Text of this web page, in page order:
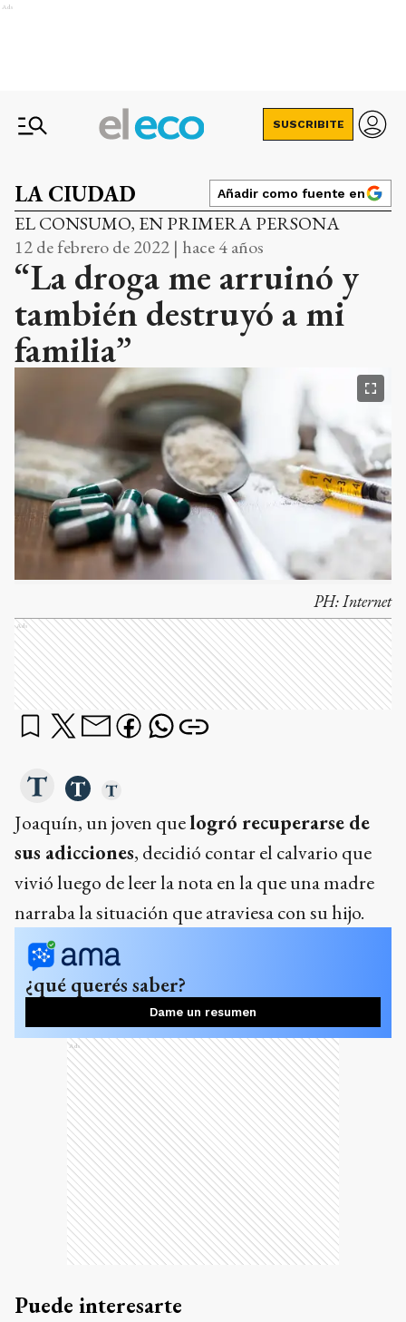
Ads
SUSCRIBITE
LA CIUDAD Añadir como fuente en
EL CONSUMO, EN PRIMERA PERSONA
12 de febrero de 2022 | hace 4 años
“La droga me arruinó y
también destruyó a mi
familia”
PH:Internet
Ads
Joaquín, un joven quelogró recuperarse de
sus adicciones, decidió contar el calvario que
vivió luego de leer la nota en la que una madre
narraba la situación que atraviesa con su hijo.
¿qué querés saber?
Dame un resumen
Ads
Puede interesarte